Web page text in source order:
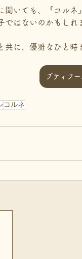
聞いても、『コル
ではないのかもしれ
共に、優雅なひと時
プティフ
コルネ